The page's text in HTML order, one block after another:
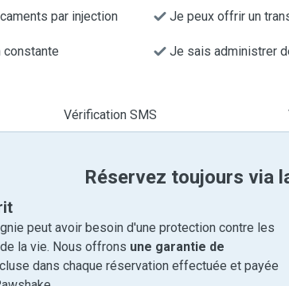
par injection Je peux offrir un
Je sais administrer
Vérification SMS
Réservez toujours via
peut avoir besoin d'une protection contre les
la vie. Nous offrons une garantie de
dans chaque réservation effectuée et payée